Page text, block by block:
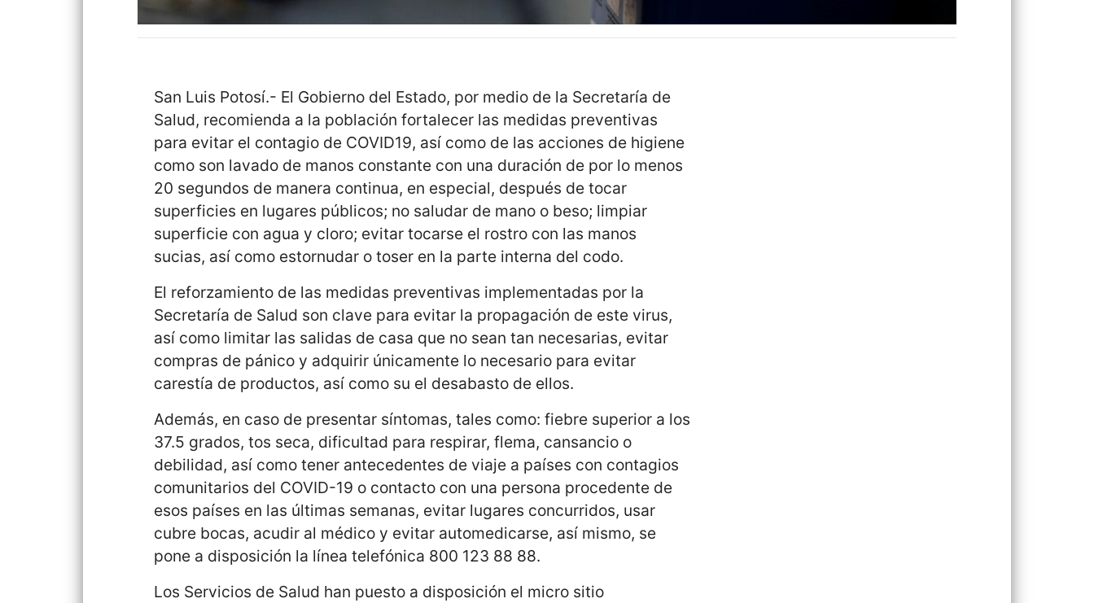
San Luis Potosí.- El Gobierno del Estado, por medio de la Secretaría de
Salud, recomienda a la población fortalecer las medidas preventivas
para evitar el contagio de COVID19, así como de las acciones de higiene
como son lavado de manos constante con una duración de por lo menos
20 segundos de manera continua, en especial, después de tocar
superficies en lugares públicos; no saludar de mano o beso; limpiar
superficie con agua y cloro; evitar tocarse el rostro con las manos
sucias, así como estornudar o toser en la parte interna del codo.
El reforzamiento de las medidas preventivas implementadas por la
Secretaría de Salud son clave para evitar la propagación de este virus,
así como limitar las salidas de casa que no sean tan necesarias, evitar
compras de pánico y adquirir únicamente lo necesario para evitar
carestía de productos, así como su el desabasto de ellos.
Además, en caso de presentar síntomas, tales como: fiebre superior a los
37.5 grados, tos seca, dificultad para respirar, flema, cansancio o
debilidad, así como tener antecedentes de viaje a países con contagios
comunitarios del COVID-19 o contacto con una persona procedente de
esos países en las últimas semanas, evitar lugares concurridos, usar
cubre bocas, acudir al médico y evitar automedicarse, así mismo, se
pone a disposición la línea telefónica 800 123 88 88.
Los Servicios de Salud han puesto a disposición el micro sitio